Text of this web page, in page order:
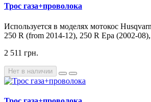
Трос газа+проволока
Используется в моделях мотокос
250 R (from 2014-12), 250 R Epa (2002-
2 511 грн.
Нет в наличии